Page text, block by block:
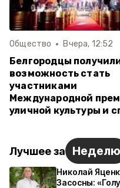
Общество Вчера, 12:52
Белгородцы
возможность стать
участниками
Международной
уличной культуры и
Лучшее за Неделю
Николай
Засосны: